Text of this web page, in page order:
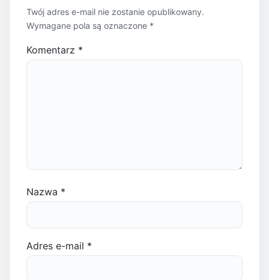
Twój adres e-mail nie zostanie opublikowany.
Wymagane pola są oznaczone *
Komentarz *
Nazwa *
Adres e-mail *